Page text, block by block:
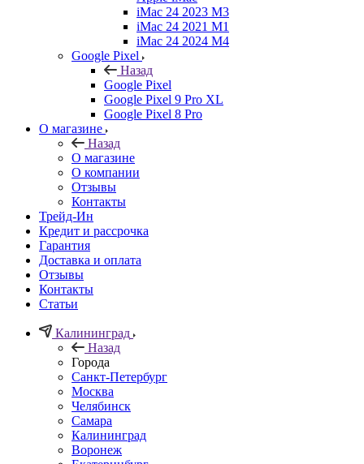
iMac 24 2023 M3
iMac 24 2021 M1
iMac 24 2024 M4
Google Pixel
Назад
Google Pixel
Google Pixel 9 Pro XL
Google Pixel 8 Pro
О магазине
Назад
О магазине
О компании
Отзывы
Контакты
Трейд-Ин
Кредит и рассрочка
Гарантия
Доставка и оплата
Отзывы
Контакты
Статьи
Калининград
Назад
Города
Санкт-Петербург
Москва
Челябинск
Самара
Калининград
Воронеж